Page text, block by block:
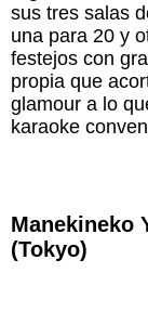
sus tres salas
una para 20 y
festejos con
propia que
glamour a lo
karaoke
Manekineko
(Tokyo)